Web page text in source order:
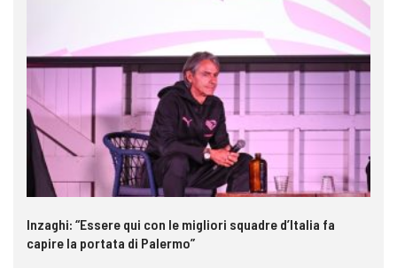
Inzaghi: “Essere qui con le migliori squadre d’Italia fa
capire la portata di Palermo”